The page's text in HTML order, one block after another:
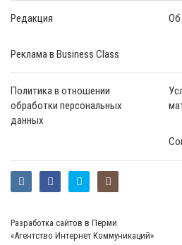
Редакция Об
Реклама в Business Class
Политика в отношении
обработки персональных
данных
Разработка сайтов в Перми
«Агентство Интернет Коммуникаций»